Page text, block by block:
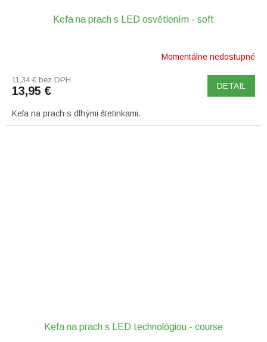
Kefa na prach s LED osvětlením - soft
Momentálne nedostupné
11,34 € bez DPH
13,95 € DETAIL
Kefa na prach s dlhými štetinkami.
Kefa na prach s LED technológiou - course